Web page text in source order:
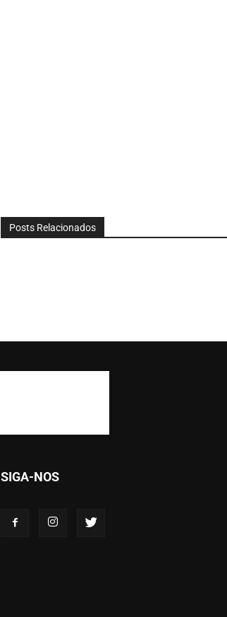
Posts Relacionados
SIGA-NOS